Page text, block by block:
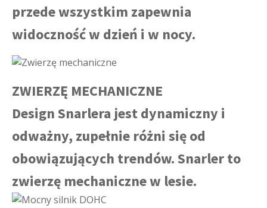
przede wszystkim zapewnia
widoczność w dzień i w nocy.
ZWIERZĘ MECHANICZNE
Design Snarlera jest dynamiczny i
odważny, zupełnie różni się od
obowiązujących trendów. Snarler to
zwierzę mechaniczne w lesie.